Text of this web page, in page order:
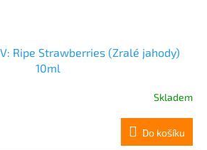
Ripe Strawberries (Zralé jahody)
10ml
Skladem
Do košíku